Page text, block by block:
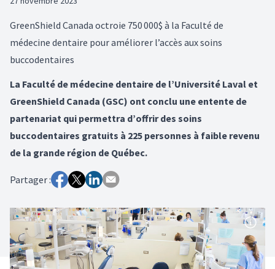
GreenShield Canada octroie 750 000$ à la Faculté de
médecine dentaire pour améliorer l’accès aux soins
buccodentaires
La Faculté de médecine dentaire de l’Université Laval et
GreenShield Canada (GSC) ont conclu une entente de
partenariat qui permettra d’offrir des soins
buccodentaires gratuits à 225 personnes à faible revenu
de la grande région de Québec.
Partager :